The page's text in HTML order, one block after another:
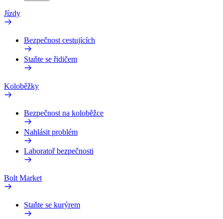
Jízdy
Bezpečnost cestujících
Staňte se řidičem
Koloběžky
Bezpečnost na koloběžce
Nahlásit problém
Laboratoř bezpečnosti
Bolt Market
Staňte se kurýrem